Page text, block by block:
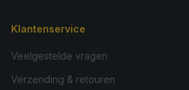
Klantenservice
Veelgestelde vragen
Verzending & retouren